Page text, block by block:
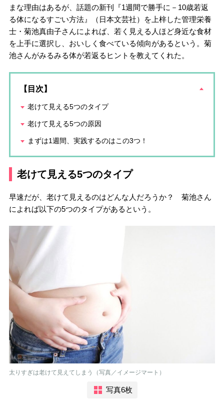
まな理由はあるが、話題の新刊『1週間で勝手に－10歳若返
る体になるすごい方法』（日本文芸社）を上梓した管理栄養
士・菊池真由子さんによれば、若く見える人ほど身近な食材
を上手に選択し、おいしく食べている傾向があるという。菊
池さんがみるみる体が若返るヒントを教えてくれた。
【目次】
老けて見える5つのタイプ
老けて見える5つの原因
まずは1週間、実践するのはこの3つ！
老けて見える5つのタイプ
早速だが、老けて見えるのはどんな人だろうか？ 菊池さん
によれば以下の5つのタイプがあるという。
太りすぎは老けて見えてしまう（写真／イメージマート）
写真6枚